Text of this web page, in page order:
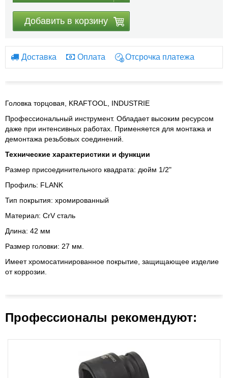
Добавить в корзину
Доставка Оплата Отсрочка платежа
Головка торцовая, KRAFTOOL, INDUSTRIE
Профессиональный инструмент. Обладает высоким ресурсом
даже при интенсивных работах. Применяется для монтажа и
демонтажа резьбовых соединений.
Технические характеристики и функции
Размер присоединительного квадрата: дюйм 1/2"
Профиль: FLANK
Тип покрытия: хромированный
Материал: CrV сталь
Длина: 42 мм
Размер головки: 27 мм.
Имеет хромосатинированное покрытие, защищающее изделие
от коррозии.
Профессионалы рекомендуют: